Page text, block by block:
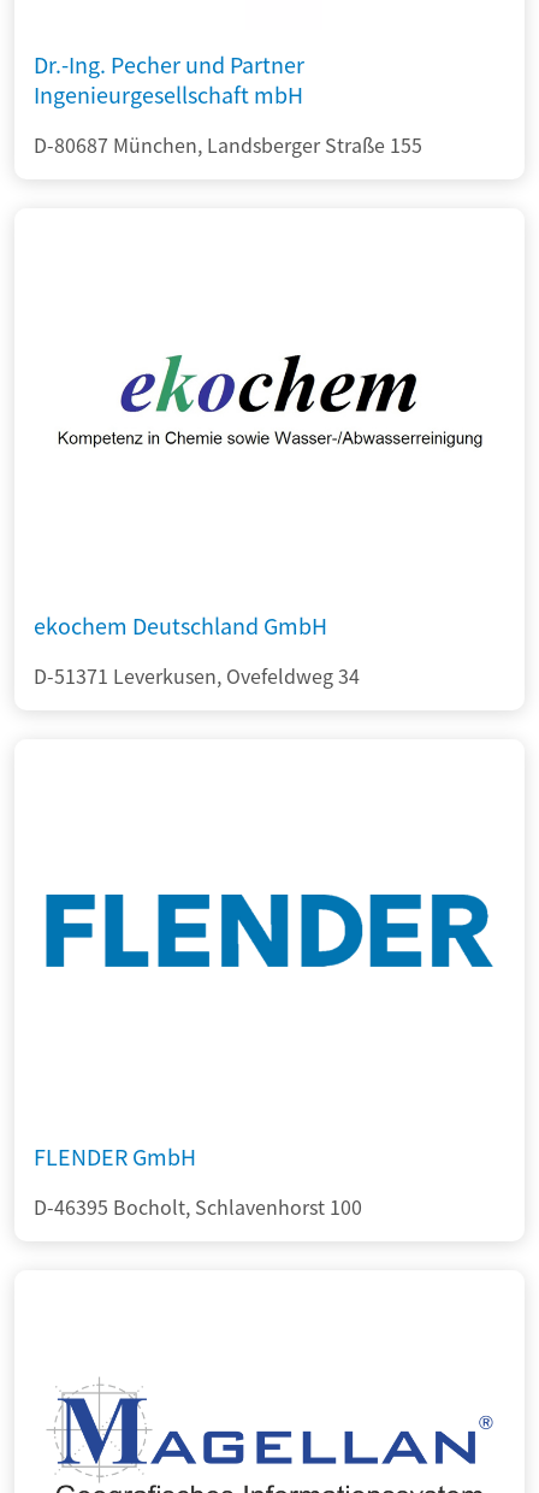
Dr.-Ing. Pecher und Partner
Ingenieurgesellschaft mbH
D-80687 München, Landsberger Straße 155
ekochem Deutschland GmbH
D-51371 Leverkusen, Ovefeldweg 34
FLENDER GmbH
D-46395 Bocholt, Schlavenhorst 100